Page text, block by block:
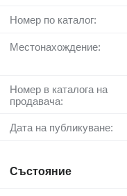
Номер по каталог:
Местонахождение:
Номер в каталога на
продавача:
Дата на публикуване:
Състояние